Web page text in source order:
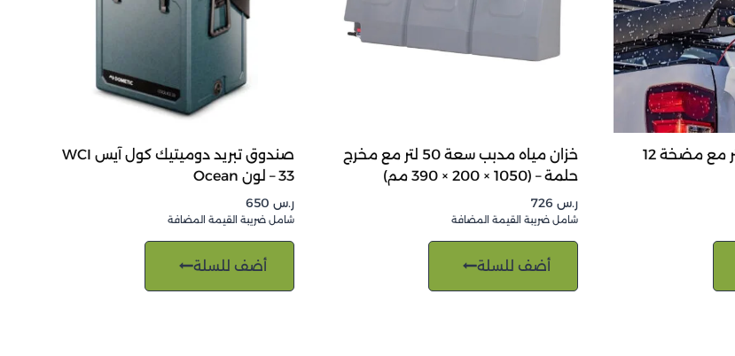
خزان مياه سعة 30 لتر مع مضخة 12
خزان مياه مدبب سعة 50 لتر مع مخرج
حلمة – (1050 × 200 × 390 مم)
ر.س
شامل ضريبة القيمة المضافة
أضف للسلة
صندوق تبريد دوميتيك كول آيس WCI
33 – لون Ocean
ر.س
شامل ضريبة القيمة المضافة
أضف للسلة